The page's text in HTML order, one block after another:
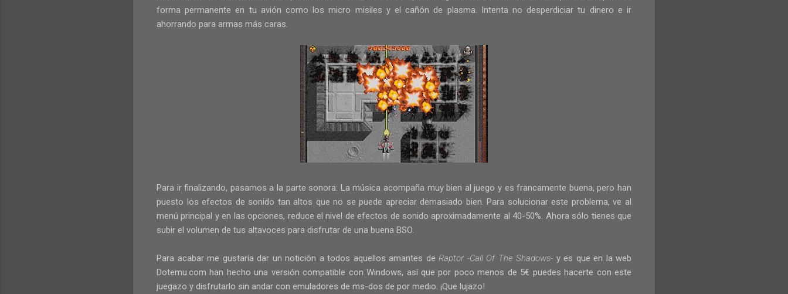
forma permanente en tu avión como los micro misiles y el cañón de plasma. Intenta no desperdiciar tu dinero e ir
ahorrando para armas más caras.
Para ir finalizando, pasamos a la parte sonora: La música acompaña muy bien al juego y es francamente buena, pero han
puesto los efectos de sonido tan altos que no se puede apreciar demasiado bien. Para solucionar este problema, ve al
menú principal y en las opciones, reduce el nivel de efectos de sonido aproximadamente al 40-50%. Ahora sólo tienes que
subir el volumen de tus altavoces para disfrutar de una buena BSO.
Para acabar me gustaría dar un notición a todos aquellos amantes de Raptor -Call Of The Shadows- y es que en la web
Dotemu.com han hecho una versión compatible con Windows, así que por poco menos de 5€ puedes hacerte con este
juegazo y disfrutarlo sin andar con emuladores de ms-dos de por medio. ¡Que lujazo!